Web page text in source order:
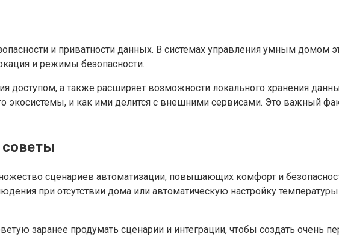
и приватности данных. В системах управления умным домом
и режимы безопасности.
а также расширяет возможности локального хранения
экосистемы, и как ими делится с внешними сервисами. Это важный
советы
сценариев автоматизации, повышающих комфорт и
при отсутствии дома или автоматическую настройку
заранее продумать сценарии и интеграции, чтобы создать очень